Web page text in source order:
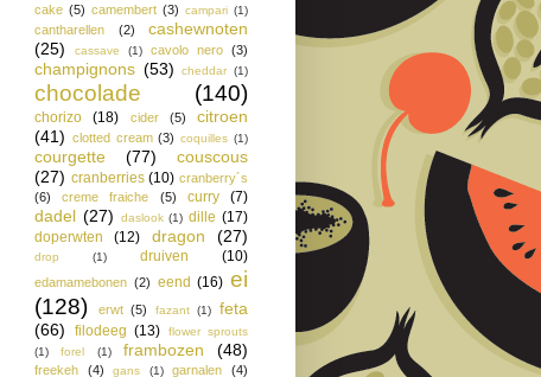
cake (5) camembert (3) campari (1)
cantharellen (2)
cashewnoten
(25)
cassave (1) cavolo nero (3)
champignons (53) cheddar (1)
chocolade (140)
chorizo (18) cider (5)
citroen
(41) clotted cream (3) coquilles (1)
courgette (77)
couscous
(27) cranberries (10) cranberry´s
(6)
creme fraiche (5) curry (7)
dadel (27) daslook (1) dille (17)
doperwten
(12) dragon (27)
drop (1) druiven (10)
edamamebonen (2) eend (16) ei
(128)
erwt (5) fazant (1)
feta
(66)
filodeeg (13)
flower sprouts
(1)
forel (1) frambozen (48)
freekeh (4) gans (1) garnalen (4)